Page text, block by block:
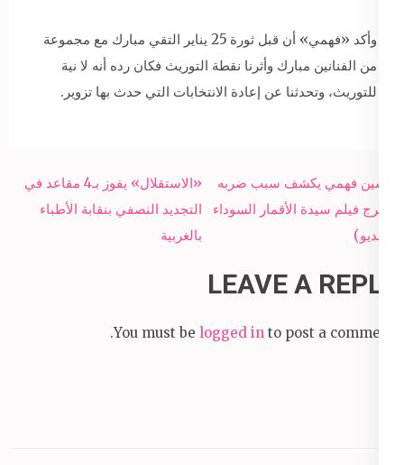
وأكد «فهمي» أن قبل ثورة 25 يناير التقي مبارك مع مجموعة
من الفنانين مبارك وأثرنا نقطة التوريث فكان رده أنه لا نية
للتوريث، وتحدثنا عن إعادة الانتخابات التي حدث بها تزوير.
Post
navigation
«الاستقلال» يفوز بـ4 مقاعد في
التجديد النصفي بنقابة الأطباء
بالغربية
حسين فهمي يكشف سبب ضربه
مخرج فيلم سيدة الأقمار السوداء
(فيديو)
LEAVE A REPLY
You must be logged in to post a comment.